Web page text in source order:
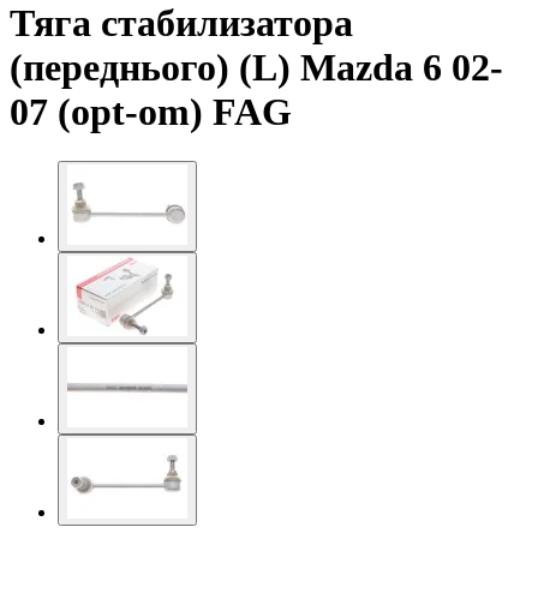
Тяга стабилизатора
(переднього) (L) Mazda 6 02-
07 (opt-om) FAG